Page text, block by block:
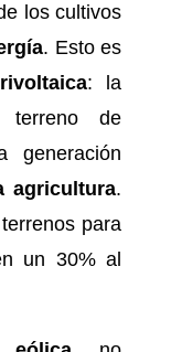
los cultivos
. Esto es
: la
terreno de
generación
agricultura.
para
un 30% al